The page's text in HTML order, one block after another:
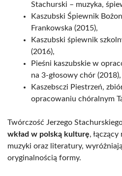
Stachurski – muzyka,
Kaszubski Śpiewnik
Frankowska (2015),
Kaszubski śpiewnik
(2016),
Pieśni kaszubskie w
na 3-głosowy chór (2018),
Kaszebsczi Piestrzeń,
opracowaniu chóralnym
Twórczość Jerzego
wkład w polską kulturę,
muzyki oraz literatury,
oryginalnością formy.